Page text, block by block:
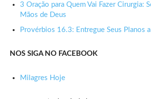
3 Oração para Quem Vai Fazer Cirurgia:
Mãos de Deus
Provérbios 16.3: Entregue Seus Planos
NOS SIGA NO FACEBOOK
Milagres Hoje